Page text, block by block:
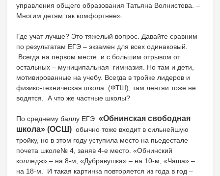
управления общего образования Татьяна Волнистова. –
Многим детям так комфортнее».
Где учат лучше? Это тяжелый вопрос. Давайте сравним
по результатам ЕГЭ – экзамен для всех одинаковый.
Всегда на первом месте и с большим отрывом от
остальных – муниципальная гимназия. Но там и дети,
мотивированные на учебу. Всегда в тройке лидеров и
физико-техническая школа (ФТШ), там лентяи тоже не
водятся. А что же частные школы?
По среднему баллу ЕГЭ «Обнинская свободная
школа» (ОСШ) обычно тоже входит в сильнейшую
тройку, но в этом году уступила место на пьедестале
почета школе№ 4, заняв 4-е место. «Обнинский
колледж» – на 8-м, «Дубравушка» – на 10-м, «Чаша» –
на 18-м. И такая картинка повторяется из года в год –